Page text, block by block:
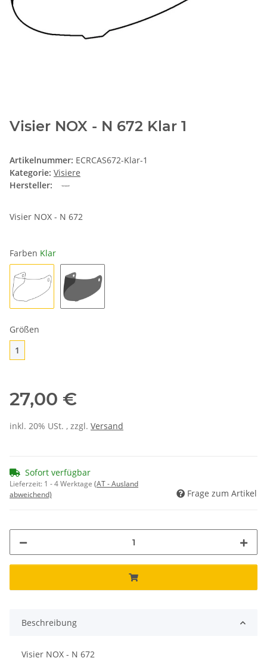
Visier NOX - N 672 Klar 1
Artikelnummer: ECRCAS672-Klar-1
Kategorie: Visiere
Hersteller:
Visier NOX - N 672
Farben Klar
Größen
1
27,00 €
inkl. 20% USt. , zzgl. Versand
Sofort verfügbar
Lieferzeit: 1 - 4 Werktage (AT - Ausland
abweichend)
Frage zum Artikel
Beschreibung
Visier NOX - N 672